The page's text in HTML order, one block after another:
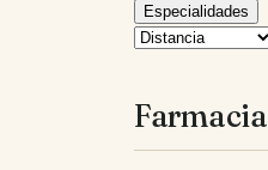
Especialidades